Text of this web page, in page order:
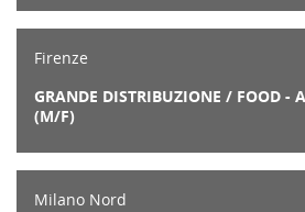
Firenze
GRANDE DISTRIBUZIONE / FOOD -
(M/F)
Milano Nord